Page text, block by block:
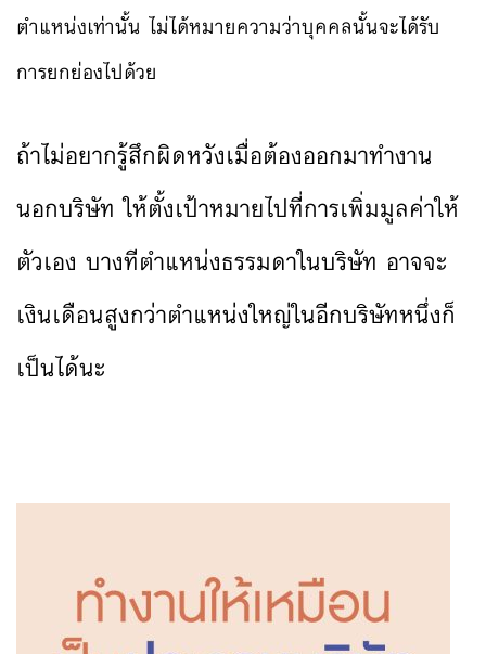
ตำแหน่งเท่านั้น ไม่ได้หมายความว่าบุคคลนั้นจะได้รับ
การยกย่องไปด้วย
ถ้าไม่อยากรู้สึกผิดหวังเมื่อต้องออกมาทำงาน
นอกบริษัท ให้ตั้งเป้าหมายไปที่การเพิ่มมูลค่าให้
ตัวเอง บางทีตำแหน่งธรรมดาในบริษัท อาจจะ
เงินเดือนสูงกว่าตำแหน่งใหญ่ในอีกบริษัทหนึ่งก็
เป็นได้นะ